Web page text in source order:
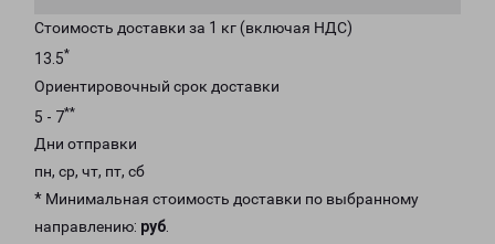
Стоимость доставки за 1 кг (включая НДС)
13.5*
Ориентировочный срок доставки
5 - 7**
Дни отправки
пн, ср, чт, пт, сб
* Минимальная стоимость доставки по выбранному
направлению: руб.